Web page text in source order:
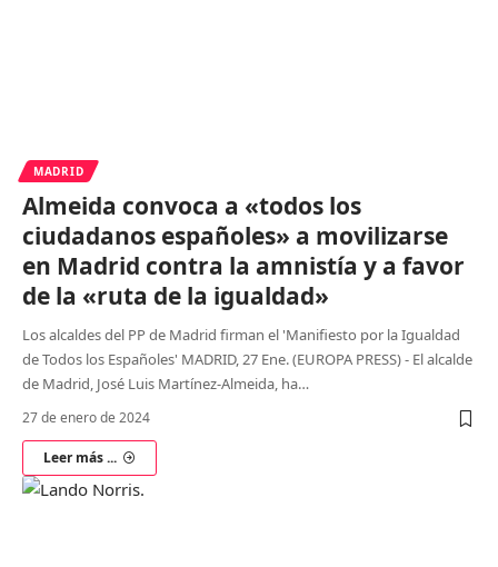
MADRID
Almeida convoca a «todos los
ciudadanos españoles» a movilizarse
en Madrid contra la amnistía y a favor
de la «ruta de la igualdad»
Los alcaldes del PP de Madrid firman el 'Manifiesto por la Igualdad
de Todos los Españoles' MADRID, 27 Ene. (EUROPA PRESS) - El alcalde
de Madrid, José Luis Martínez-Almeida, ha…
27 de enero de 2024
Leer más ...